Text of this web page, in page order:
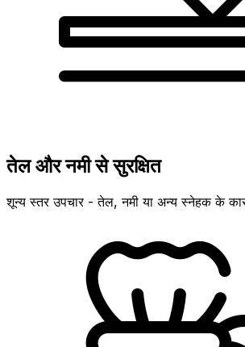
तेल और नमी से सुरक्षित
शून्य स्तर उपचार - तेल, नमी या अन्य स्नेहक के